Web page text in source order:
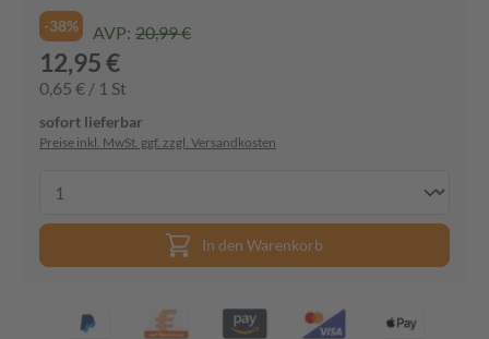
-38% AVP: 20,99 €
12,95 €
0,65 € / 1 St
sofort lieferbar
Preise inkl. MwSt. ggf. zzgl. Versandkosten
In den Warenkorb